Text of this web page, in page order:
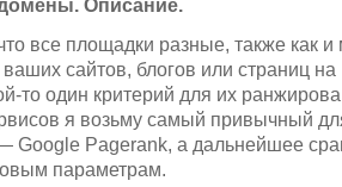
Описание.
все площадки разные, также как
сайтов, блогов или страниц
то один критерий для их
я возьму самый привычный
Google Pagerank, а дальнейшее
параметрам.